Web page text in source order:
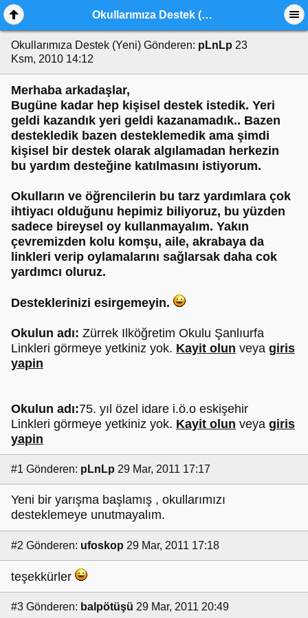
Okullarımıza Destek (Yeni)
Okullarımıza Destek (Yeni) Gönderen: pLnLp 23
Ksm, 2010 14:12
Merhaba arkadaşlar,
Bugüne kadar hep kişisel destek istedik. Yeri
geldi kazandık yeri geldi kazanamadık.. Bazen
destekledik bazen desteklemedik ama şimdi
kişisel bir destek olarak algılamadan herkezin
bu yardım desteğine katılmasını istiyorum.
Okulların ve öğrencilerin bu tarz yardımlara çok
ihtiyacı olduğunu hepimiz biliyoruz, bu yüzden
sadece bireysel oy kullanmayalım. Yakın
çevremizden kolu komşu, aile, akrabaya da
linkleri verip oylamalarını sağlarsak daha cok
yardımcı oluruz.
Desteklerinizi esirgemeyin.
Okulun adı: Zürrek Ilköğretim Okulu Şanlıurfa
Linkleri görmeye yetkiniz yok. Kayit olun veya giris
yapin
Okulun adı:75. yıl özel idare i.ö.o eskişehir
Linkleri görmeye yetkiniz yok. Kayit olun veya giris
yapin
#1 Gönderen: pLnLp 29 Mar, 2011 17:17
Yeni bir yarışma başlamış , okullarımızı
desteklemeye unutmayalım.
#2 Gönderen: ufoskop 29 Mar, 2011 17:18
teşekkürler
#3 Gönderen: balpötüşü 29 Mar, 2011 20:49